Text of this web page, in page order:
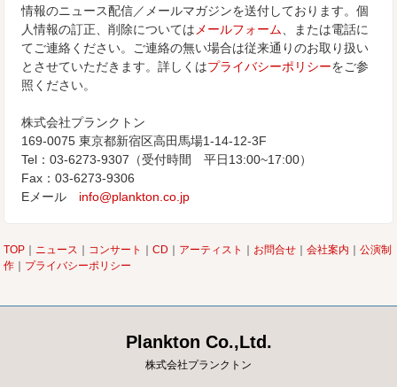
情報のニュース配信／メールマガジンを送付しております。個
人情報の訂正、削除については メールフォーム 、または電話に
てご連絡ください。ご連絡の無い場合は従来通りのお取り扱い
とさせていただきます。詳しくはプライバシーポリシーをご参
照ください。
株式会社プランクトン
169-0075 東京都新宿区高田馬場1-14-12-3F
Tel：03-6273-9307（受付時間 平日13:00~17:00）
Fax：03-6273-9306
Eメール info@plankton.co.jp
TOP ニュース コンサート ｜CD アーティスト お問合せ ｜会社案内 ｜公演制
作
プライバシーポリシー
Plankton Co.,Ltd.
株式会社プランクトン